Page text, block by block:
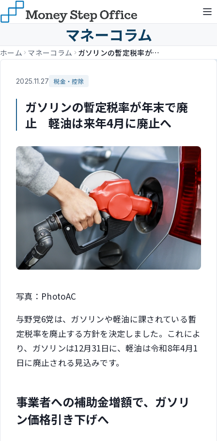
マネーコラム
ホーム マネーコラム ガソリンの暫定税率が年末で廃止 軽油は来年4月に廃止へ
2025.11.27 税金・控除
ガソリンの暫定税率が年末で廃
止 軽油は来年4月に廃止へ
写真：PhotoAC
与野党6党は、ガソリンや軽油に課されている暫
定税率を廃止する方針を決定しました。これによ
り、ガソリンは12月31日に、軽油は令和8年4月1
日に廃止される見込みです。
事業者への補助金増額で、ガソリ
ン価格引き下げへ